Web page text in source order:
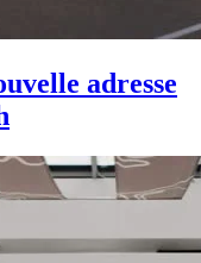
adresse